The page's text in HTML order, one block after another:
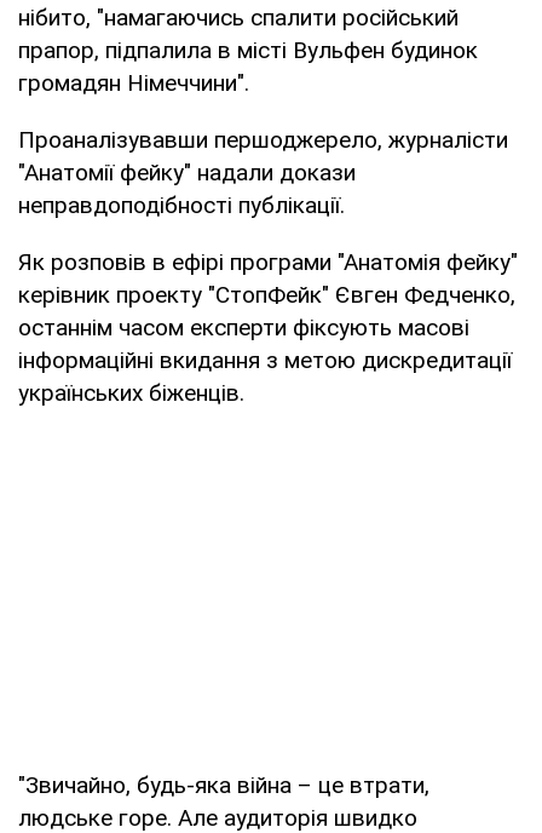
нібито, "намагаючись спалити російський
прапор, підпалила в місті Вульфен будинок
громадян Німеччини".
Проаналізувавши першоджерело, журналісти
"Анатомії фейку" надали докази
неправдоподібності публікації.
Як розповів в ефірі програми "Анатомія фейку"
керівник проекту "СтопФейк" Євген Федченко,
останнім часом експерти фіксують масові
інформаційні вкидання з метою дискредитації
українських біженців.
"Звичайно, будь-яка війна – це втрати,
людське горе. Але аудиторія швидко